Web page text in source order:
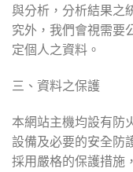
與分析，分析結果之
究外，我們會視需要
定個人之資料。
三、資料之保護
本網站主機均設有防
設備及必要的安全防
採用嚴格的保護措施